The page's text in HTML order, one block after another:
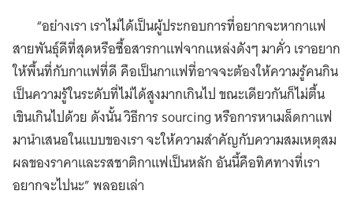
“อย่างเรา เราไม่ได้เป็นผู้ประกอบการที่อยากจะหากาแฟ
สายพันธุ์ดีที่สุดหรือซื้อสารกาแฟจากแหล่งดังๆ มาคั่ว เราอยาก
ให้พื้นที่กับกาแฟที่ดี คือเป็นกาแฟที่อาจจะต้องให้ความรู้คนกิน
เป็นความรู้ในระดับที่ไม่ได้สูงมากเกินไป ขณะเดียวกันก็ไม่ตื้น
เขินเกินไปด้วย ดังนั้น วิธีการ sourcing หรือการหาเมล็ดกาแฟ
มานำเสนอในแบบของเรา จะให้ความสำคัญกับความสมเหตุสม
ผลของราคาและรสชาติกาแฟเป็นหลัก อันนี้คือทิศทางที่เรา
อยากจะไปนะ” พลอยเล่า